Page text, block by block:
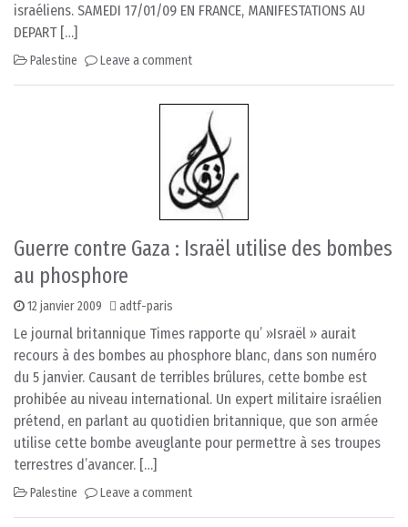
israéliens. SAMEDI 17/01/09 EN FRANCE, MANIFESTATIONS AU
DEPART […]
Palestine Leave a comment
Guerre contre Gaza : Israël utilise des bombes
au phosphore
12 janvier 2009 adtf-paris
Le journal britannique Times rapporte qu’ »Israël » aurait
recours à des bombes au phosphore blanc, dans son numéro
du 5 janvier. Causant de terribles brûlures, cette bombe est
prohibée au niveau international. Un expert militaire israélien
prétend, en parlant au quotidien britannique, que son armée
utilise cette bombe aveuglante pour permettre à ses troupes
terrestres d’avancer. […]
Palestine Leave a comment